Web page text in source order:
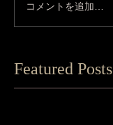
コメントを追加…
Featured Posts